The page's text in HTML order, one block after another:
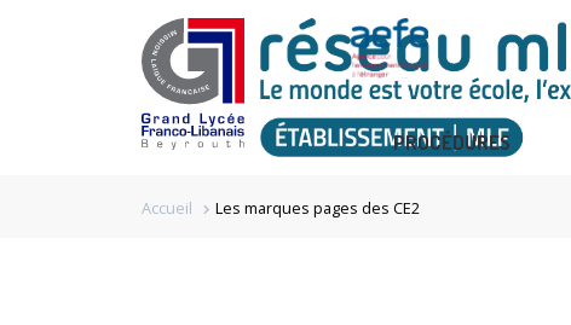
PROCÉDURES
Accueil chevron_right Les marques pages des CE2